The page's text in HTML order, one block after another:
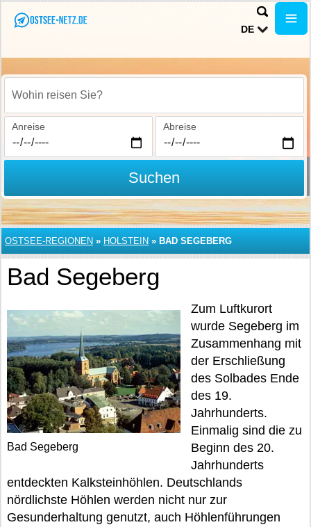
DE
Wohin reisen Sie?
Anreise Abreise
Suchen
OSTSEE-REGIONEN » HOLSTEIN » BAD SEGEBERG
Bad Segeberg
Bad Segeberg
Zum Luftkurort
wurde Segeberg im
Zusammenhang mit
der Erschließung
des Solbades Ende
des 19.
Jahrhunderts.
Einmalig sind die zu
Beginn des 20.
Jahrhunderts
entdeckten Kalksteinhöhlen. Deutschlands
nördlichste Höhlen werden nicht nur zur
Gesunderhaltung genutzt, auch Höhlenführungen